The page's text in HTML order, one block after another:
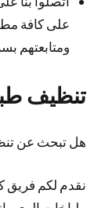
على كافة
ومتابعتهم
تنظيف
هل تبحث عن
نقدم لكم فريق